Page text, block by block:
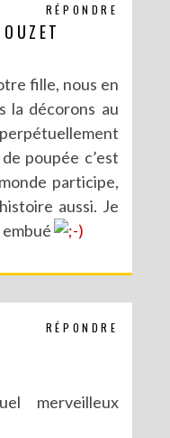
RÉPONDRE
fille, nous en
la décorons au
poupée c’est
participe,
aussi. Je
embué
RÉPONDRE
merveilleux